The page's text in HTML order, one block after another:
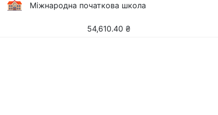
Міжнародна початкова школа
54,610.40 ₴